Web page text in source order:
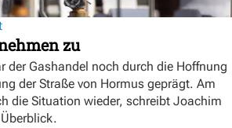
zu
der Gashandel noch durch die Hoffnung
der Straße von Hormus geprägt. Am
die Situation wieder, schreibt Joachim